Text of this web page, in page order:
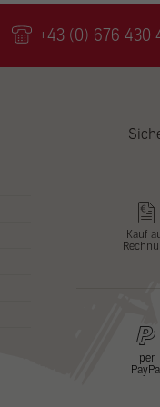
+43 (0) 676 430
Kauf
per
PayPal
zu